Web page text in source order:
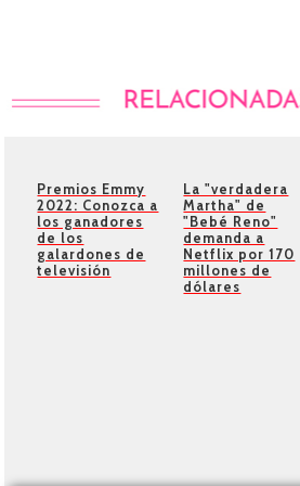
Premios Emmy
2022: Conozca a
los ganadores
de los
galardones de
televisión
La "verdadera
Martha" de
"Bebé Reno"
demanda a
Netflix por 170
millones de
dólares